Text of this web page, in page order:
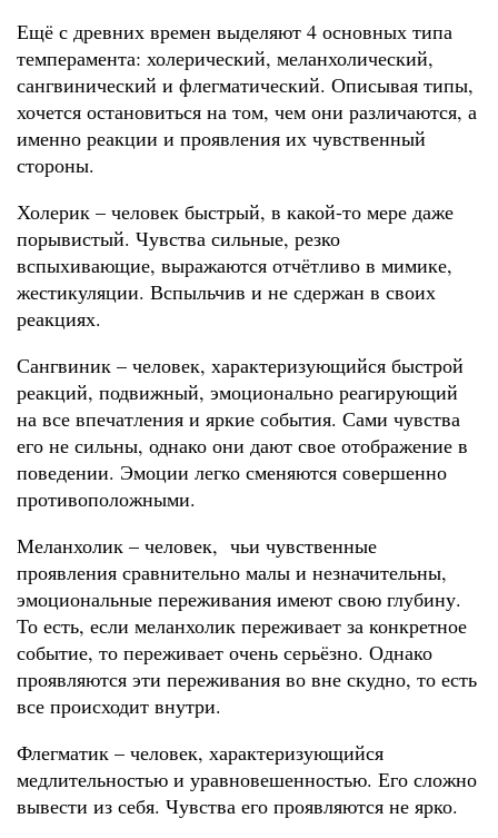
Ещё с древних времен выделяют 4 основных типа
темперамента: холерический, меланхолический,
сангвинический и флегматический. Описывая типы,
хочется остановиться на том, чем они различаются, а
именно реакции и проявления их чувственный
стороны.
Холерик – человек быстрый, в какой-то мере даже
порывистый. Чувства сильные, резко
вспыхивающие, выражаются отчётливо в мимике,
жестикуляции. Вспыльчив и не сдержан в своих
реакциях.
Сангвиник – человек, характеризующийся быстрой
реакций, подвижный, эмоционально реагирующий
на все впечатления и яркие события. Сами чувства
его не сильны, однако они дают свое отображение в
поведении. Эмоции легко сменяются совершенно
противоположными.
Меланхолик – человек, чьи чувственные
проявления сравнительно малы и незначительны,
эмоциональные переживания имеют свою глубину.
То есть, если меланхолик переживает за конкретное
событие, то переживает очень серьёзно. Однако
проявляются эти переживания во вне скудно, то есть
все происходит внутри.
Флегматик – человек, характеризующийся
медлительностью и уравновешенностью. Его сложно
вывести из себя. Чувства его проявляются не ярко.